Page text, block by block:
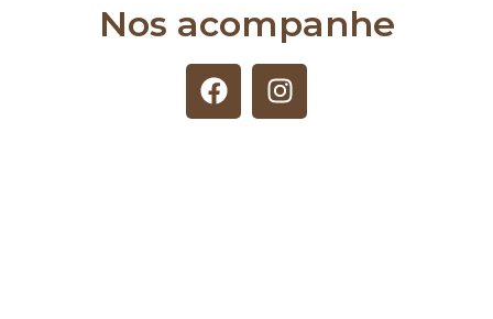
Nos acompanhe